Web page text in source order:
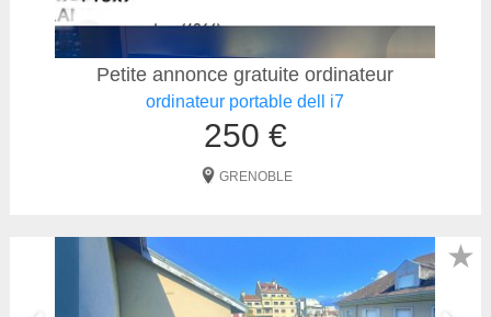
Petite annonce gratuite ordinateur
ordinateur portable dell i7
250 €
GRENOBLE
★